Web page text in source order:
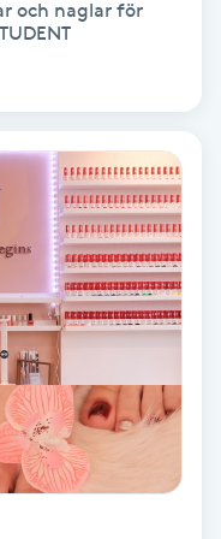
och naglar för